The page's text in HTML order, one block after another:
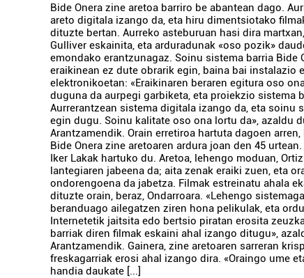
Bide Onera zine aretoa barriro be abantean dago.
areto digitala izango da, eta hiru dimentsiotako
dituzte bertan. Aurreko asteburuan hasi dira
Gulliver eskainita, eta arduradunak «oso pozik»
emondako erantzunagaz. Soinu sistema barria Bide
eraikinean ez dute obrarik egin, baina bai instalazio
elektronikoetan: «Eraikinaren beraren egitura oso
duguna da aurpegi garbiketa, eta proiekzio sistema
Aurrerantzean sistema digitala izango da, eta soinu
egin dugu. Soinu kalitate oso ona lortu da», azaldu
Arantzamendik. Orain erretiroa hartuta dagoen arren,
Bide Onera zine aretoaren ardura joan den 45
Iker Lakak hartuko du. Aretoa, lehengo moduan,
lantegiaren jabeena da; aita zenak eraiki zuen, eta
ondorengoena da jabetza. Filmak estreinatu ahala
dituzte orain, beraz, Ondarroara. «Lehengo
beranduago ailegatzen ziren hona pelikulak, eta
Internetetik jaitsita edo bertsio piratan erosita
barriak diren filmak eskaini ahal izango ditugu»,
Arantzamendik. Gainera, zine aretoaren sarreran
freskagarriak erosi ahal izango dira. «Oraingo ume
handia daukate [...]